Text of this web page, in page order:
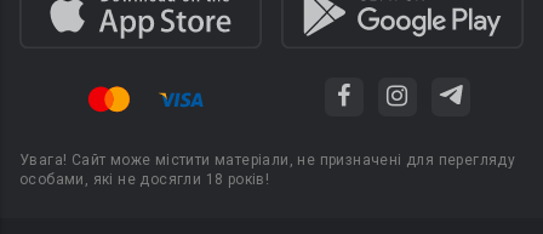
Увага! Сайт може містити матеріали, не призначені для перегляду
особами, які не досягли 18 років!